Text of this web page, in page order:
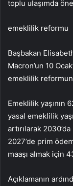
toplu ulaşımda
emeklilik reformu
Başbakan
Macron’un 10
emeklilik
Emeklilik yaşının
yasal emeklilik
artırılarak
2027’de prim
maaşı almak için
Açıklamanın